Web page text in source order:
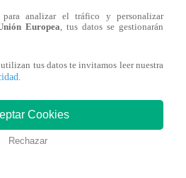
analizar el tráfico y personalizar
Europea , tus datos se gestionarán
tus datos te invitamos leer nuestra
Cookies
Rechazar